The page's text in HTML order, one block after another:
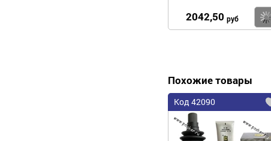
2042,50 руб
Похожие товары
Код 42090